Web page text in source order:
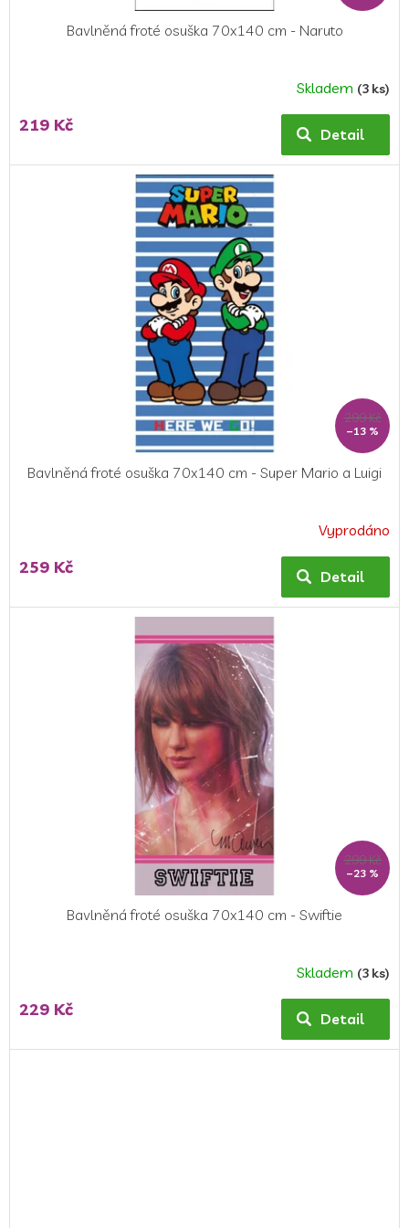
Bavlněná froté osuška 70x140 cm - Naruto
Skladem (3 ks)
219 Kč Detail
299 Kč
–13 %
Bavlněná froté osuška 70x140 cm - Super Mario a Luigi
Vyprodáno
259 Kč Detail
299 Kč
–23 %
Bavlněná froté osuška 70x140 cm - Swiftie
Skladem (3 ks)
229 Kč Detail